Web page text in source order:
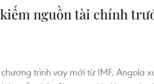
nguồn tài chính
trình vay mới từ IMF, Angola